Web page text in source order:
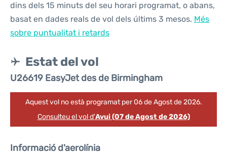
dins dels 15 minuts del seu horari programat, o abans,
basat en dades reals de vol dels últims 3 mesos. Més
sobre puntualitat i retards
Estat del vol
U26619 EasyJet des de Birmingham
Aquest vol no està programat per 06 de Agost de 2026.
Consulteu el vol d'Avui (07 de Agost de 2026)
Informació d'aerolínia